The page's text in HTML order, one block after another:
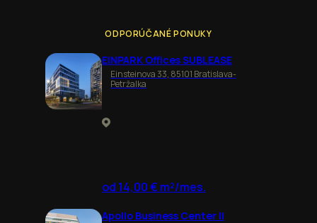
ODPORÚČANÉ PONUKY
EINPARK Offices SUBLEASE
Einsteinova 33, 85101 Bratislava-
Petržalka
od 14,00 € m²/mes.
Apollo Business Center II